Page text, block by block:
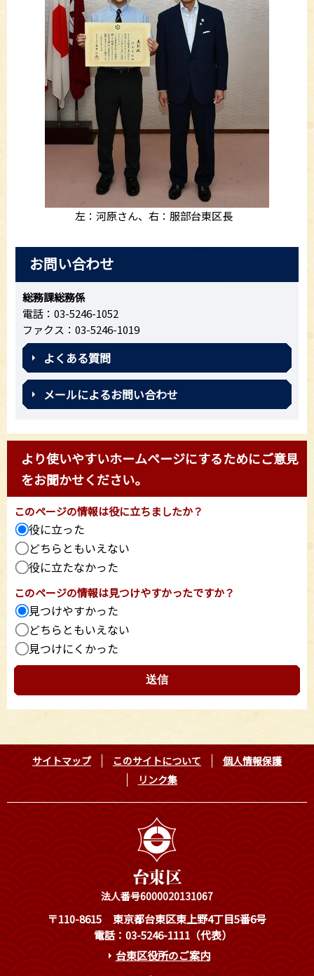
左：河原さん、右：服部台東区長
お問い合わせ
総務課総務係
電話：03-5246-1052
ファクス：03-5246-1019
よくある質問
メールによるお問い合わせ
より使いやすいホームページにするためにご意見
をお聞かせください。
このページの情報は役に立ちましたか？
役に立った
どちらともいえない
役に立たなかった
このページの情報は見つけやすかったですか？
見つけやすかった
どちらともいえない
見つけにくかった
サイトマップ このサイトについて
個人情報保護
リンク集
法人番号6000020131067
〒110-8615
東京都台東区東上野4丁目5番6号
電話：03-5246-1111（代表）
台東区役所のご案内